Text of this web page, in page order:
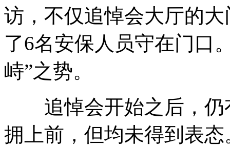
拉菲年销中国5万瓶 中国销量却达200万瓶
90后大学生自信满满争当空姐空保
深夜里银行抢女性 因电影中这样很容易
访，不仅追悼会大厅的
了6名安保人员守在门口
峙”之势。
追悼会开始之后，仍
拥上前，但均未得到表